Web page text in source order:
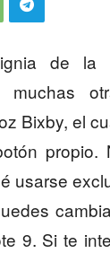
de la
muchas
Bixby, el
propio.
usarse
9. Si te